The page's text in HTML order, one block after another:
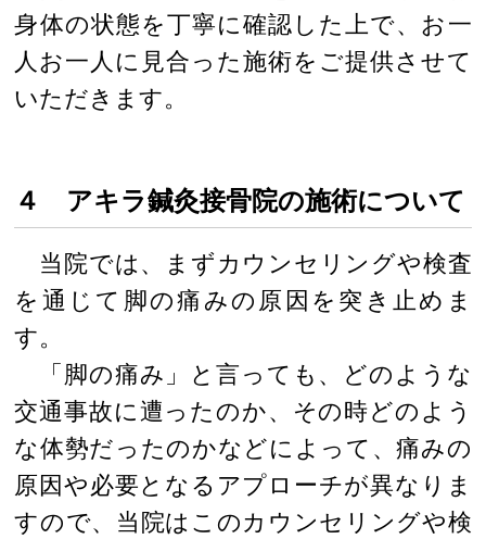
身体の状態を丁寧に確認した上で、お一
人お一人に見合った施術をご提供させて
いただきます。
４ アキラ鍼灸接骨院の施術について
当院では、まずカウンセリングや検査
を通じて脚の痛みの原因を突き止めま
す。
「脚の痛み」と言っても、どのような
交通事故に遭ったのか、その時どのよう
な体勢だったのかなどによって、痛みの
原因や必要となるアプローチが異なりま
すので、当院はこのカウンセリングや検